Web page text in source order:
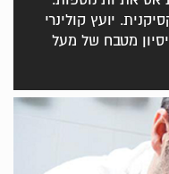
יועץ קולינרי
מטבח של מעל